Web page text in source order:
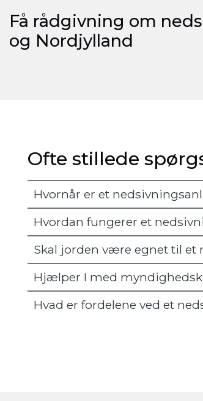
Få rådgivning om
og Nordjylland
Ofte stillede
Hvornår er et
Hvordan fungerer et
Skal jorden være egnet til
Hjælper I med
Hvad er fordelene ved et